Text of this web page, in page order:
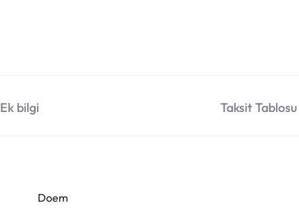
Ek bilgi Taksit Tablosu
Doem